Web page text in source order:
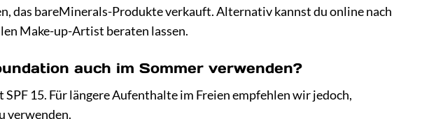
das bareMinerals-Produkte verkauft. Alternativ kannst du online nach
Make-up-Artist beraten lassen.
auch im Sommer verwenden?
15. Für längere Aufenthalte im Freien empfehlen wir jedoch,
verwenden.